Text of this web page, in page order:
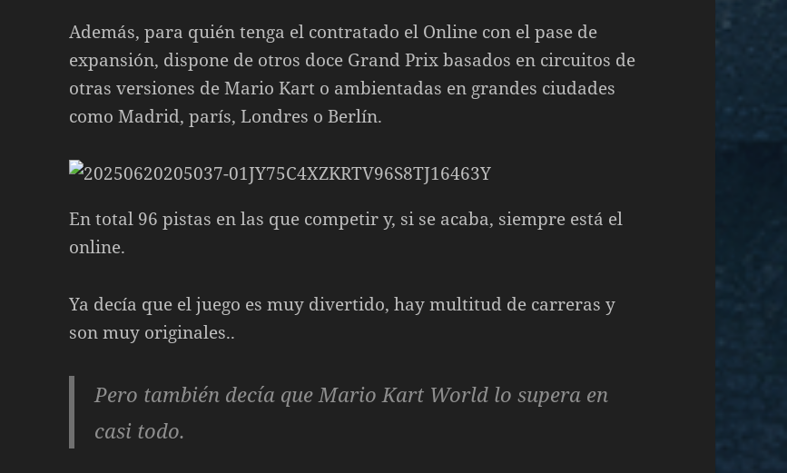
Además, para quién tenga el contratado el Online con el pase de
expansión, dispone de otros doce Grand Prix basados en circuitos de
otras versiones de Mario Kart o ambientadas en grandes ciudades
como Madrid, parís, Londres o Berlín.
En total 96 pistas en las que competir y, si se acaba, siempre está el
online.
Ya decía que el juego es muy divertido, hay multitud de carreras y
son muy originales..
Pero también decía que Mario Kart World lo supera en
casi todo.